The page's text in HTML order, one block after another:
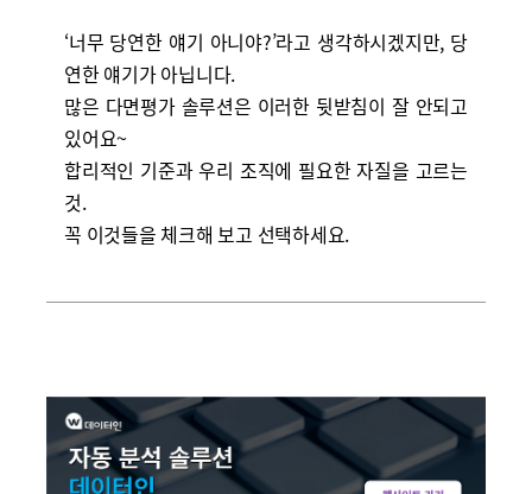
‘너무 당연한 얘기 아니야?’라고 생각하시겠지만, 당
연한 얘기가 아닙니다.
많은 다면평가 솔루션은 이러한 뒷받침이 잘 안되고
있어요~
합리적인 기준과 우리 조직에 필요한 자질을 고르는
것.
꼭 이것들을 체크해 보고 선택하세요.